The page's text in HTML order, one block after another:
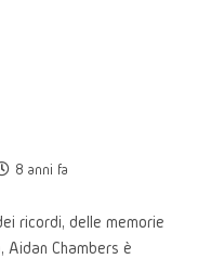
8 anni fa
ricordi, delle memorie
Chambers è